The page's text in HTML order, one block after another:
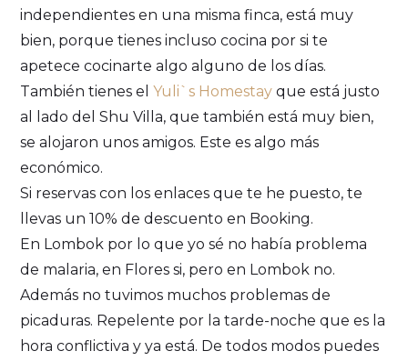
independientes en una misma finca, está muy
bien, porque tienes incluso cocina por si te
apetece cocinarte algo alguno de los días.
También tienes elYuli`s Homestay que está justo
al lado del Shu Villa, que también está muy bien,
se alojaron unos amigos. Este es algo más
económico.
Si reservas con los enlaces que te he puesto, te
llevas un 10% de descuento en Booking.
En Lombok por lo que yo sé no había problema
de malaria, en Flores si, pero en Lombok no.
Además no tuvimos muchos problemas de
picaduras. Repelente por la tarde-noche que es la
hora conflictiva y ya está. De todos modos puedes